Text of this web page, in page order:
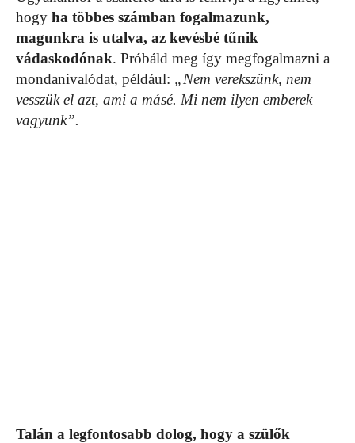
hogy ha többes számban fogalmazunk,
magunkra is utalva, az kevésbé tűnik
vádaskodónak. Próbáld meg így megfogalmazni a
mondanivalódat, például: „Nem verekszünk, nem
vesszük el azt, ami a másé. Mi nem ilyen emberek
vagyunk”.
Talán a legfontosabb dolog, hogy a szülők